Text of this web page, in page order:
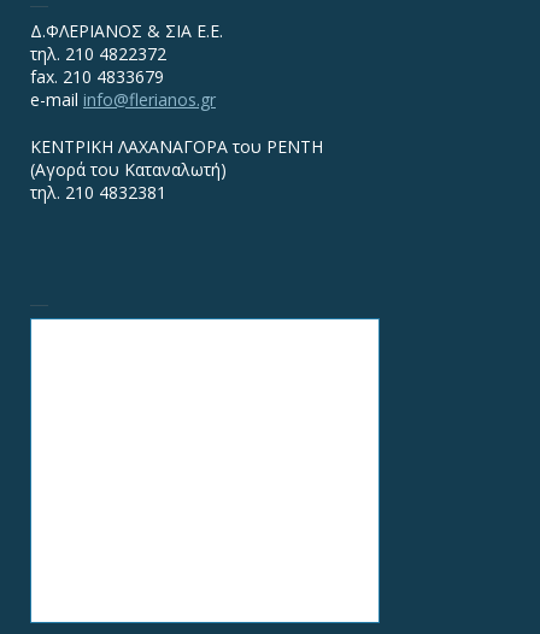
Δ.ΦΛΕΡΙΑΝΟΣ & ΣΙΑ Ε.Ε.
τηλ. 210 4822372
fax. 210 4833679
e-mail info@flerianos.gr
ΚΕΝΤΡΙΚΗ ΛΑΧΑΝΑΓΟΡΑ του ΡΕΝΤΗ
(Αγορά του Καταναλωτή)
τηλ. 210 4832381